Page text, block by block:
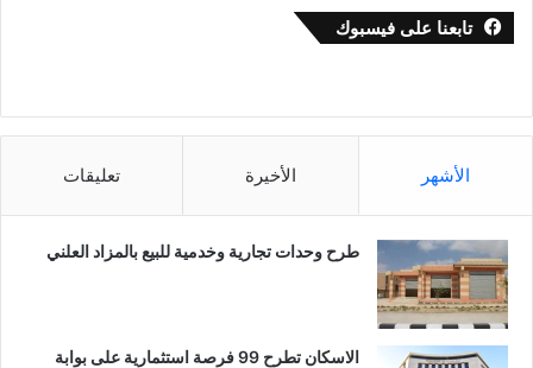
تابعنا على فيسبوك
الأشهر الأخيرة تعليقات
طرح وحدات تجارية وخدمية للبيع بالمزاد العلني
الاسكان تطرح 99 فرصة استثمارية على بوابة